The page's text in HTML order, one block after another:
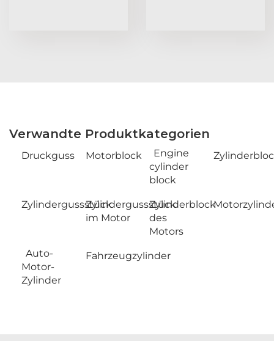
Verwandte Produktkategorien
Druckguss Motorblock
Engine
cylinder
block
ZylindergussstückZylindergussstück
im Motor
Zylinderblock
des
Motors
Auto-
Motor-
Zylinder
Fahrzeugzylinder